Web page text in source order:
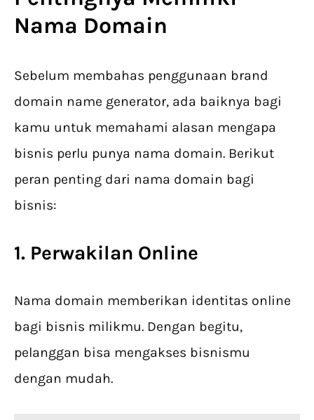
Nama Domain
Sebelum membahas penggunaan brand
domain name generator, ada baiknya bagi
kamu untuk memahami alasan mengapa
bisnis perlu punya nama domain. Berikut
peran penting dari nama domain bagi
bisnis:
1. Perwakilan Online
Nama domain memberikan identitas online
bagi bisnis milikmu. Dengan begitu,
pelanggan bisa mengakses bisnismu
dengan mudah.